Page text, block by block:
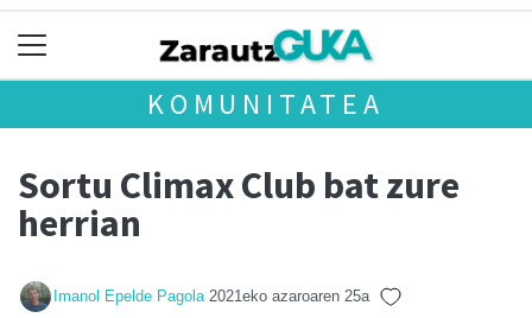
KOMUNITATEA
Sortu Climax Club bat zure
herrian
Imanol Epelde Pagola 2021eko azaroaren 25a